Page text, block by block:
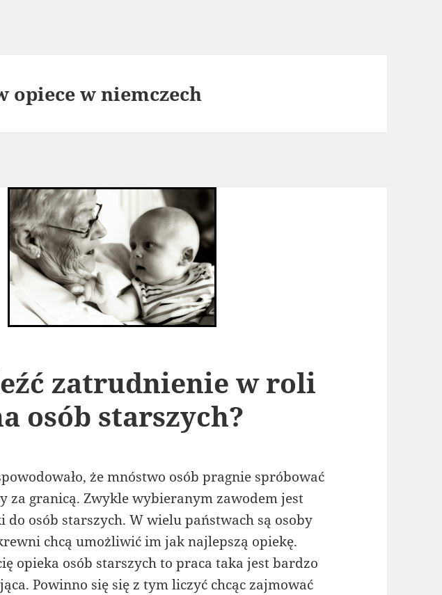
opiece w niemczech
zatrudnienie w roli
osób starszych?
że mnóstwo osób pragnie spróbować
za granicą. Zwykle wybieranym zawodem jest
osób starszych. W wielu państwach są osoby
chcą umożliwić im jak najlepszą opiekę.
opieka osób starszych to praca taka jest bardzo
Powinno się się z tym liczyć chcąc zajmować